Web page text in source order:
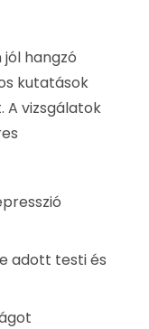
hangzó
kutatások
A vizsgálatok
adott testi és